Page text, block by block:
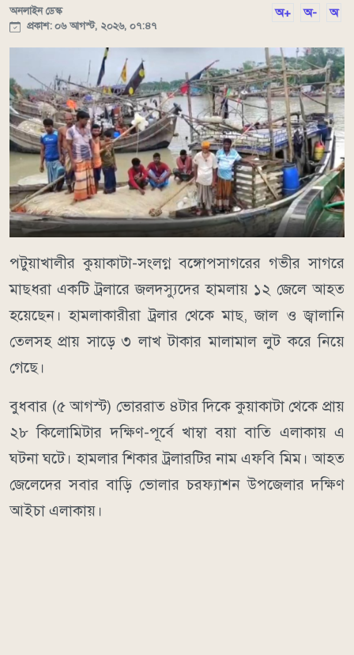
অনলাইন ডেস্ক
প্রকাশ: ০৬ আগস্ট, ২০২৬, ০৭:৪৭
অ+ অ- অ
পটুয়াখালীর কুয়াকাটা-সংলগ্ন বঙ্গোপসাগরের গভীর সাগরে
মাছধরা একটি ট্রলারে জলদস্যুদের হামলায় ১২ জেলে আহত
হয়েছেন। হামলাকারীরা ট্রলার থেকে মাছ, জাল ও জ্বালানি
তেলসহ প্রায় সাড়ে ৩ লাখ টাকার মালামাল লুট করে নিয়ে
গেছে।
বুধবার (৫ আগস্ট) ভোররাত ৪টার দিকে কুয়াকাটা থেকে প্রায়
২৮ কিলোমিটার দক্ষিণ-পূর্বে খাম্বা বয়া বাতি এলাকায় এ
ঘটনা ঘটে। হামলার শিকার ট্রলারটির নাম এফবি মিম। আহত
জেলেদের সবার বাড়ি ভোলার চরফ্যাশন উপজেলার দক্ষিণ
আইচা এলাকায়।